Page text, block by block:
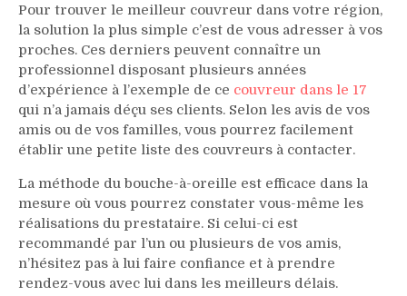
Pour trouver le meilleur couvreur dans votre région,
la solution la plus simple c’est de vous adresser à vos
proches. Ces derniers peuvent connaître un
professionnel disposant plusieurs années
d’expérience à l’exemple de ce couvreur dans le 17
qui n’a jamais déçu ses clients. Selon les avis de vos
amis ou de vos familles, vous pourrez facilement
établir une petite liste des couvreurs à contacter.
La méthode du bouche-à-oreille est efficace dans la
mesure où vous pourrez constater vous-même les
réalisations du prestataire. Si celui-ci est
recommandé par l’un ou plusieurs de vos amis,
n’hésitez pas à lui faire confiance et à prendre
rendez-vous avec lui dans les meilleurs délais.